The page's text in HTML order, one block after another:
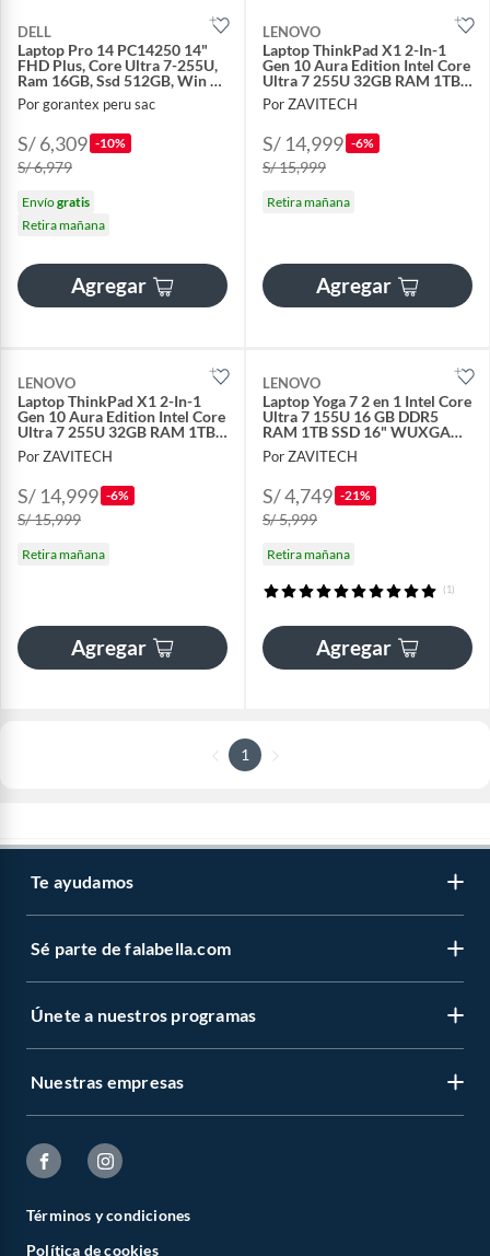
DELL
Laptop Pro 14 PC14250 14"
FHD Plus, Core Ultra 7-255U,
Ram 16GB, Ssd 512GB, Win 11
Pro
Por gorantex peru sac
S/ 6,309 -10%
S/ 6,979
Envíogratis
Retira mañana
Agregar
LENOVO
Laptop ThinkPad X1 2-In-1
Gen 10 Aura Edition Intel Core
Ultra 7 255U 32GB RAM 1TB
SSD - 21Q1000ELM
Por ZAVITECH
S/ 14,999 -6%
S/ 15,999
Retira mañana
Agregar
LENOVO
Laptop ThinkPad X1 2-In-1
Gen 10 Aura Edition Intel Core
Ultra 7 255U 32GB RAM 1TB
SSD - 21Q1000ELM
Por ZAVITECH
S/ 14,999 -6%
S/ 15,999
Retira mañana
Agregar
LENOVO
Laptop Yoga 7 2 en 1 Intel Core
Ultra 7 155U 16 GB DDR5
RAM 1TB SSD 16" WUXGA
TouchScreen
Por ZAVITECH
S/ 4,749 -21%
S/ 5,999
Retira mañana
(1)
Agregar
1
Te ayudamos
Sé parte de falabella.com
Únete a nuestros programas
Nuestras empresas
Términos y condiciones
Política de cookies